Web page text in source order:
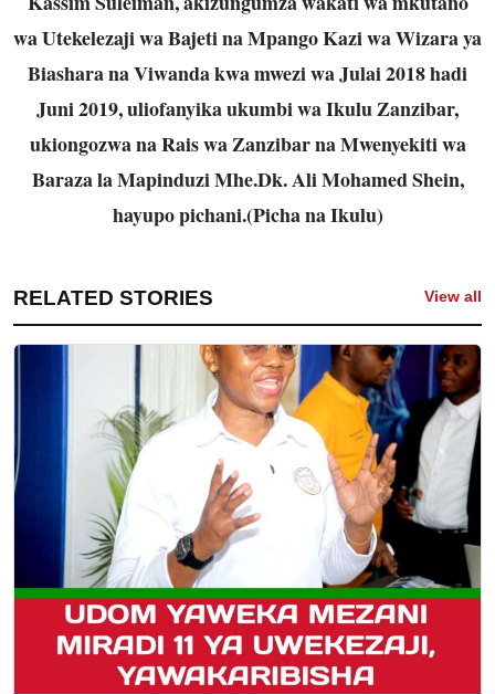
wa Utekelezaji wa Bajeti na Mpango Kazi wa Wizara ya
Biashara na Viwanda kwa mwezi wa Julai 2018 hadi
Juni 2019, uliofanyika ukumbi wa Ikulu Zanzibar,
ukiongozwa na Rais wa Zanzibar na Mwenyekiti wa
Baraza la Mapinduzi Mhe.Dk. Ali Mohamed Shein,
hayupo pichani.(Picha na Ikulu)
RELATED STORIES View all